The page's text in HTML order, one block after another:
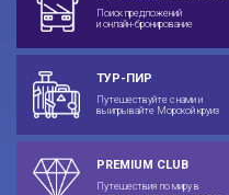
Поиск предложений
и онлайн-бронирование
ТУР-ПИР
Путешествуйте с нами и
выигрывайте Морской круиз
PREMIUM CLUB
Путешествия по миру в